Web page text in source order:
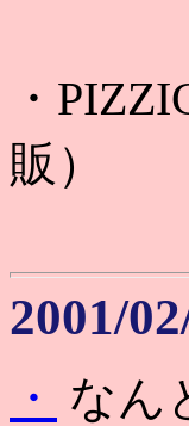
・
販）
2001/
・
なん